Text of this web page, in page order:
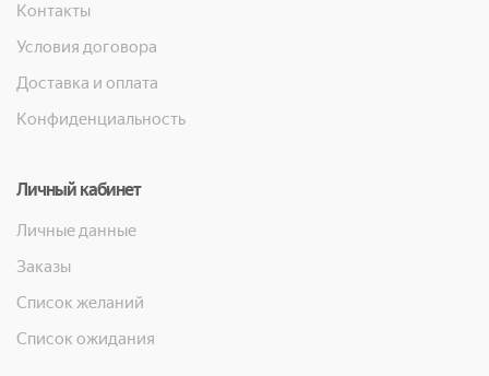
Контакты
Условия договора
Доставка и оплата
Конфиденциальность
Личный кабинет
Личные данные
Заказы
Список желаний
Список ожидания